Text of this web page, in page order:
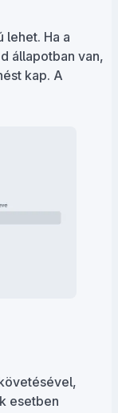
lehet. Ha a
állapotban van,
kap. A
esetben